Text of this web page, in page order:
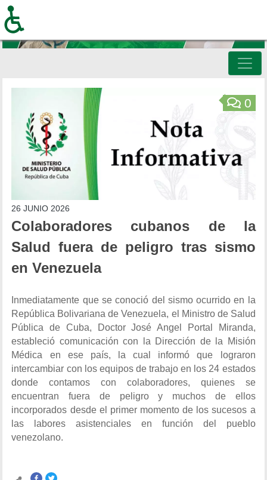
principal
Inicio 0
26 JUNIO 2026
Colaboradores cubanos de la
Salud fuera de peligro tras sismo
en Venezuela
Inmediatamente que se conoció del sismo ocurrido en la
República Bolivariana de Venezuela, el Ministro de Salud
Pública de Cuba, Doctor José Angel Portal Miranda,
estableció comunicación con la Dirección de la Misión
Médica en ese país, la cual informó que lograron
intercambiar con los equipos de trabajo en los 24 estados
donde contamos con colaboradores, quienes se
encuentran fuera de peligro y muchos de ellos
incorporados desde el primer momento de los sucesos a
las labores asistenciales en función del pueblo
venezolano.